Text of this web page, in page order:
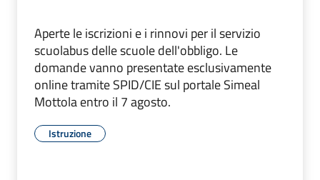
Aperte le iscrizioni e i rinnovi per il servizio
scuolabus delle scuole dell'obbligo. Le
domande vanno presentate esclusivamente
online tramite SPID/CIE sul portale Simeal
Mottola entro il 7 agosto.
Istruzione